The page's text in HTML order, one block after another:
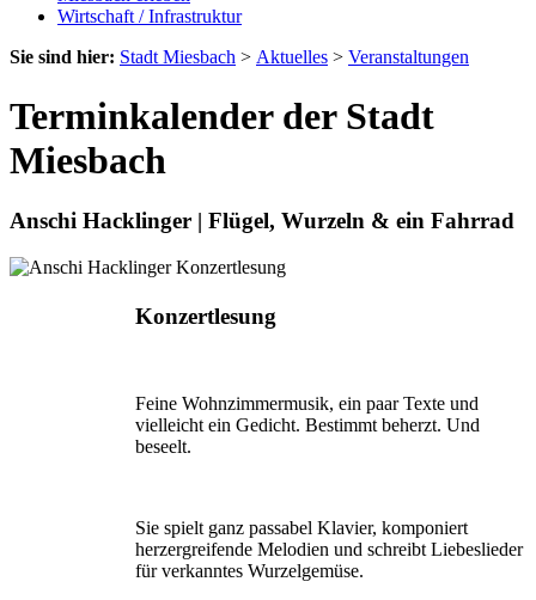
Wirtschaft / Infrastruktur
Sie sind hier: Stadt Miesbach > Aktuelles > Veranstaltungen
Terminkalender der Stadt
Miesbach
Anschi Hacklinger | Flügel, Wurzeln & ein Fahrrad
Konzertlesung
Feine Wohnzimmermusik, ein paar Texte und
vielleicht ein Gedicht. Bestimmt beherzt. Und
beseelt.
Sie spielt ganz passabel Klavier, komponiert
herzergreifende Melodien und schreibt Liebeslieder
für verkanntes Wurzelgemüse.